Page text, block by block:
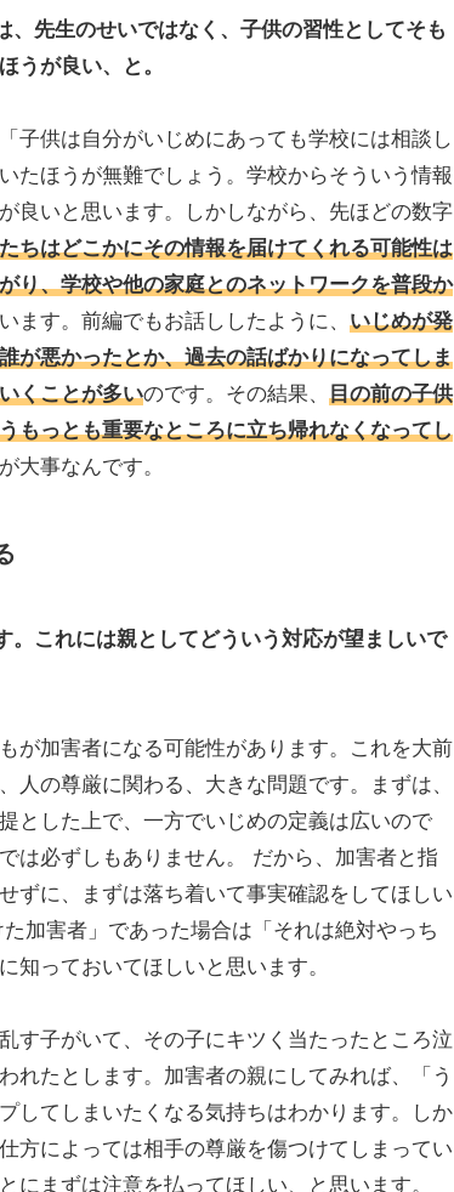
先生のせいではなく、子供の習性としてそも
うが良い、と。
子供は自分がいじめにあっても学校には相談し
たほうが無難でしょう。学校からそういう情報
良いと思います。しかしながら、先ほどの数字
ちはどこかにその情報を届けてくれる可能性は
り、学校や他の家庭とのネットワークを普段か
ます。前編でもお話ししたように、 いじめが発
が悪かったとか、過去の話ばかりになってしま
くことが多いのです。その結果、 目の前の子供
もっとも重要なところに立ち帰れなくなってし
大事なんです。
これには親としてどういう対応が望ましいで
が加害者になる可能性があります。これを大前
人の尊厳に関わる、大きな問題です。まずは、
とした上で、一方でいじめの定義は広いので
は必ずしもありません。 だから、加害者と指
ずに、まずは落ち着いて事実確認をしてほしい
加害者」であった場合は「それは絶対やっち
知っておいてほしいと思います。
す子がいて、その子にキツく当たったところ泣
れたとします。加害者の親にしてみれば、「う
してしまいたくなる気持ちはわかります。しか
方によっては相手の尊厳を傷つけてしまってい
にまずは注意を払ってほしい、と思います。